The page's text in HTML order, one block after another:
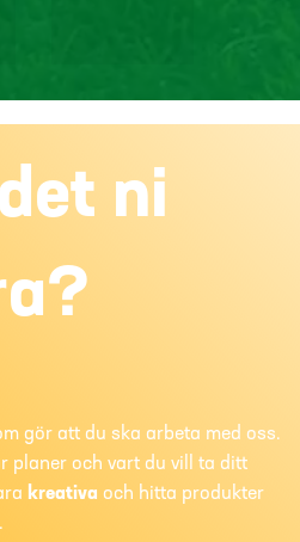
ni
gör att du ska arbeta med oss.
planer och vart du vill ta ditt
kreativa och hitta produkter
.